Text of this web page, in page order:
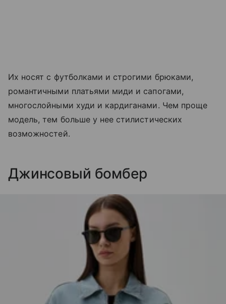
Их носят с футболками и строгими брюками,
романтичными платьями миди и сапогами,
многослойными худи и кардиганами. Чем проще
модель, тем больше у нее стилистических
возможностей.
Джинсовый бомбер